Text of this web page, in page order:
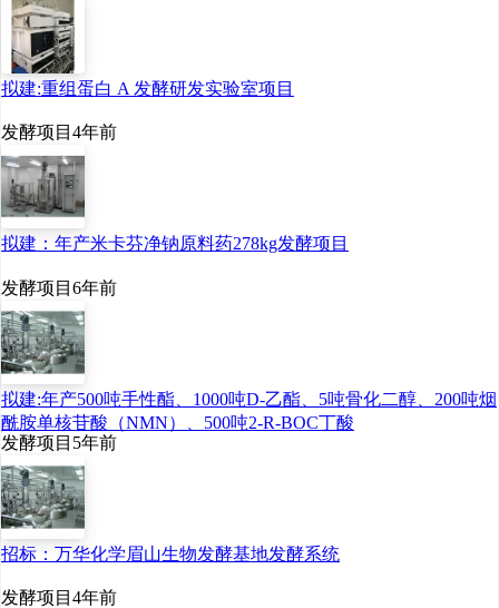
拟建:重组蛋白 A 发酵研发实验室项目
发酵项目 4年前
拟建：年产米卡芬净钠原料药278kg发酵项目
发酵项目 6年前
拟建:年产500吨手性酯、1000吨D-乙酯、5吨骨化二醇、200吨烟
酰胺单核苷酸（NMN）、500吨2-R-BOC丁酸
发酵项目 5年前
招标：万华化学眉山生物发酵基地发酵系统
发酵项目 4年前